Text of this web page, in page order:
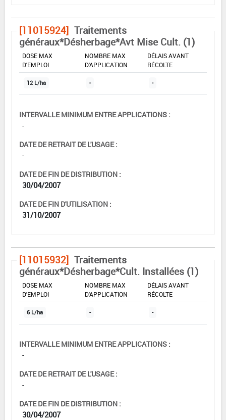
[11015924] Traitements
généraux*Désherbage*Avt Mise Cult. (1)
DOSE MAX
D'EMPLOI
NOMBRE MAX
D'APPLICATION
DÉLAIS AVANT
RÉCOLTE
12 L/ha - -
INTERVALLE MINIMUM ENTRE APPLICATIONS :
-
DATE DE RETRAIT DE L'USAGE :
-
DATE DE FIN DE DISTRIBUTION :
30/04/2007
DATE DE FIN D'UTILISATION :
31/10/2007
[11015932] Traitements
généraux*Désherbage*Cult. Installées (1)
DOSE MAX
D'EMPLOI
NOMBRE MAX
D'APPLICATION
DÉLAIS AVANT
RÉCOLTE
6 L/ha - -
INTERVALLE MINIMUM ENTRE APPLICATIONS :
-
DATE DE RETRAIT DE L'USAGE :
-
DATE DE FIN DE DISTRIBUTION :
30/04/2007